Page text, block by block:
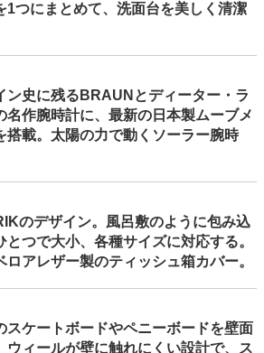
1つにまとめて、洗面台を美しく清潔
ン史に残るBRAUNとディーター・ラ
名作腕時計に、最新の日本製ムーブメ
搭載。太陽の力で動くソーラー腕時
のデザイン。風呂敷のように包み込
とつで大小、各種サイズに対応する。
ロアレザー製のティッシュ箱カバー。
スケートボードやペニーボードを壁面
ウィールが壁に触れにくい設計で、ス